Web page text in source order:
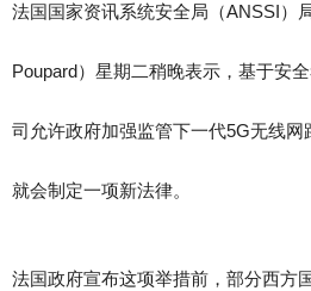
法国国家资讯系统安全局（ANSSI）
Poupard）星期二稍晚表示，基于安
司允许政府加强监管下一代5G无线
就会制定一项新法律。
法国政府宣布这项举措前，部分西方